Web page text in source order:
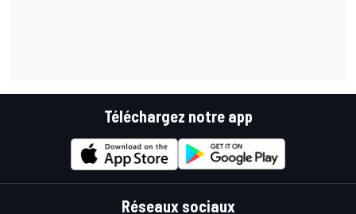
Téléchargez notre app
Réseaux sociaux